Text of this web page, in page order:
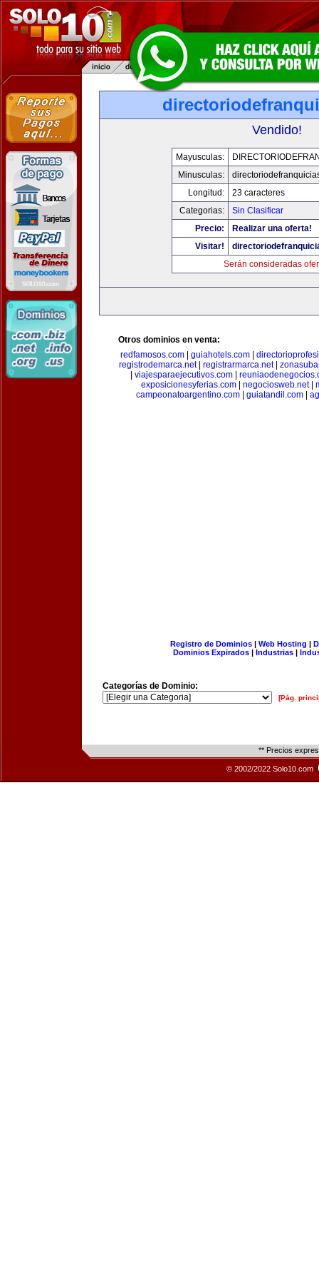
Vendido!
Mayusculas:
Minusculas:
Longitud:
23 caracteres
Categorias:
Sin Clasificar
Precio:
Realizar una oferta!
Visitar!
Serán consideradas
Otros dominios en venta:
redfamosos.com| guiahotels.com|
registrodemarca.net| registrarmarca.net|
viajesparaejecutivos.com|
exposicionesyferias.com
negociosweb.net|
campeonatoargentino.com| guiatandil.com|
Registro de Dominios| Web Hosting |
Dominios Expirados | Industrias |
Categorías de Dominio:
[Pág.
** Precios
© 2002/2022 Solo10.com